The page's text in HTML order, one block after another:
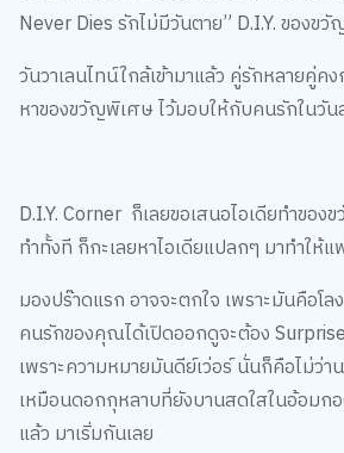
Never Dies รักไม่มีวันตาย” D.I.Y. ของข
วันวาเลนไทน์ใกล้เข้ามาแล้ว คู่รักหลายคู่ค
หาของขวัญพิเศษ ไว้มอบให้กับคนรักในวั
D.I.Y. Corner ก็เลยขอเสนอไอเดียทำของ
ทำทั้งที ก็กะเลยหาไอเดียแปลกๆ มาทำให้
มองปร๊าดแรก อาจจะตกใจ เพราะมันคือโ
คนรักของคุณได้เปิดออกดูจะต้อง
เพราะความหมายมันดีย์เว่อร์ นั่นก็คือไม่ว่า
เหมือนดอกกุหลาบที่ยังบานสดใสในอ้อมก
แล้ว มาเริ่มกันเลย